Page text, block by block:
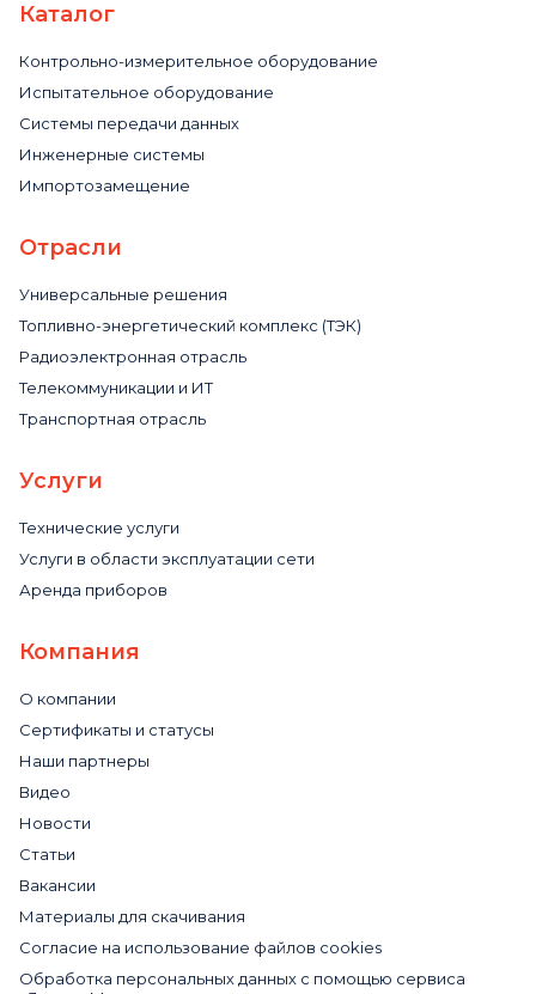
Каталог
Контрольно-измерительное оборудование
Испытательное оборудование
Системы передачи данных
Инженерные системы
Импортозамещение
Отрасли
Универсальные решения
Топливно-энергетический комплекс (ТЭК)
Радиоэлектронная отрасль
Телекоммуникации и ИТ
Транспортная отрасль
Услуги
Технические услуги
Услуги в области эксплуатации сети
Аренда приборов
Компания
О компании
Сертификаты и статусы
Наши партнеры
Видео
Новости
Статьи
Вакансии
Материалы для скачивания
Cогласие на использование файлов cookies
Обработка персональных данных с помощью сервиса